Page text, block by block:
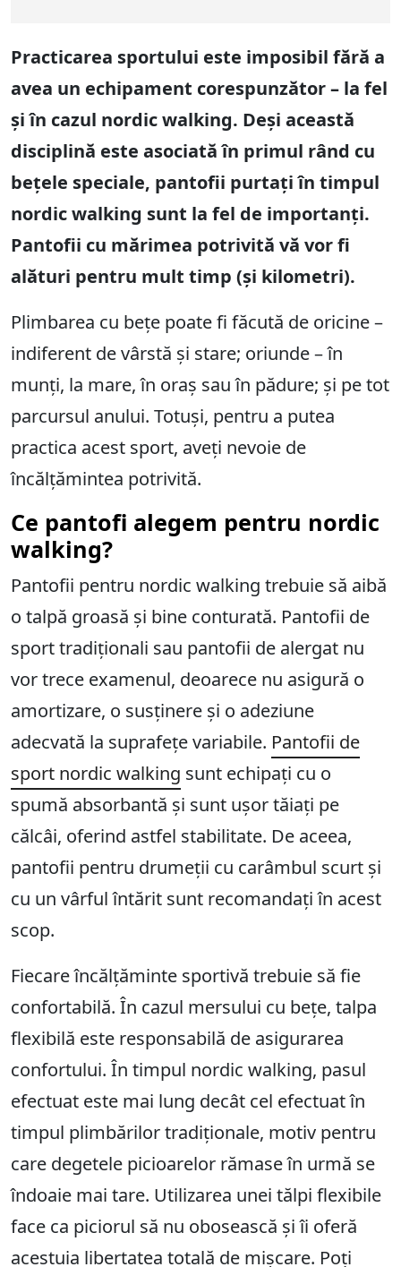
Practicarea sportului este imposibil fără a
avea un echipament corespunzător – la fel
și în cazul nordic walking. Deși această
disciplină este asociată în primul rând cu
bețele speciale, pantofii purtați în timpul
nordic walking sunt la fel de importanți.
Pantofii cu mărimea potrivită vă vor fi
alături pentru mult timp (și kilometri).
Plimbarea cu bețe poate fi făcută de oricine –
indiferent de vârstă și stare; oriunde – în
munți, la mare, în oraș sau în pădure; și pe tot
parcursul anului. Totuși, pentru a putea
practica acest sport, aveți nevoie de
încălțămintea potrivită.
Ce pantofi alegem pentru nordic
walking?
Pantofii pentru nordic walking trebuie să aibă
o talpă groasă și bine conturată. Pantofii de
sport tradiționali sau pantofii de alergat nu
vor trece examenul, deoarece nu asigură o
amortizare, o susținere și o adeziune
adecvată la suprafețe variabile. Pantofii de
sport nordic walking sunt echipați cu o
spumă absorbantă și sunt ușor tăiați pe
călcâi, oferind astfel stabilitate. De aceea,
pantofii pentru drumeții cu carâmbul scurt și
cu un vârful întărit sunt recomandați în acest
scop.
Fiecare încălțăminte sportivă trebuie să fie
confortabilă. În cazul mersului cu bețe, talpa
flexibilă este responsabilă de asigurarea
confortului. În timpul nordic walking, pasul
efectuat este mai lung decât cel efectuat în ​​
timpul plimbărilor tradiționale, motiv pentru
care degetele picioarelor rămase în urmă se
îndoaie mai tare. Utilizarea unei tălpi flexibile
face ca piciorul să nu obosească și îi oferă
acestuia libertatea totală de mișcare. Poți